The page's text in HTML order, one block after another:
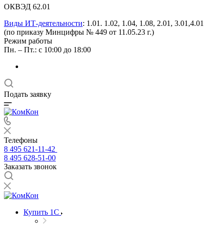
ОКВЭД 62.01
Виды ИТ-деятельности: 1.01. 1.02, 1.04, 1.08, 2.01, 3.01,4.01
(по приказу Минцифры № 449 от 11.05.23 г.)
Режим работы
Пн. – Пт.: с 10:00 до 18:00
Подать заявку
Телефоны
8 495 621-11-42
8 495 628-51-00
Заказать звонок
Купить 1С